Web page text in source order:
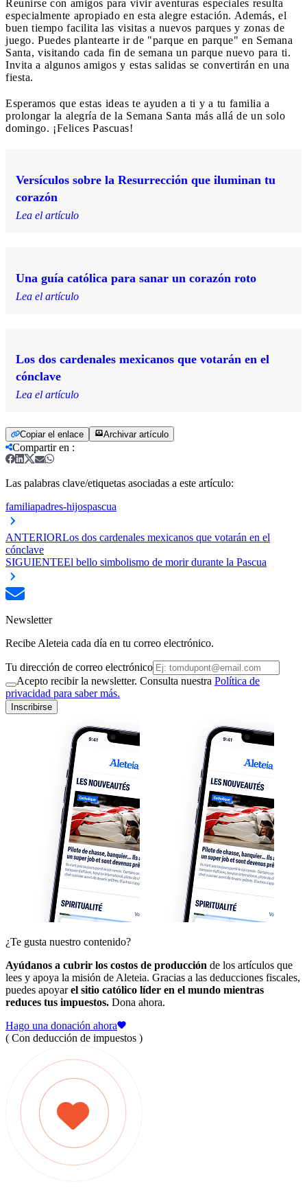
Reunirse con amigos para vivir aventuras especiales resulta
especialmente apropiado en esta alegre estación. Además, el
buen tiempo facilita las visitas a nuevos parques y zonas de
juego. Puedes plantearte ir de "parque en parque" en Semana
Santa, visitando cada fin de semana un parque nuevo para ti.
Invita a algunos amigos y estas salidas se convertirán en una
fiesta.
Esperamos que estas ideas te ayuden a ti y a tu familia a
prolongar la alegría de la Semana Santa más allá de un solo
domingo. ¡Felices Pascuas!
Versículos sobre la Resurrección que iluminan tu
corazón
Lea el artículo
Una guía católica para sanar un corazón roto
Lea el artículo
Los dos cardenales mexicanos que votarán en el
cónclave
Lea el artículo
Copiar el enlace Archivar artículo
Compartir en :
Las palabras clave/etiquetas asociadas a este artículo:
familiapadres-hijospascua
ANTERIORLos dos cardenales mexicanos que votarán en el
cónclave
SIGUIENTEEl bello simbolismo de morir durante la Pascua
Newsletter
Recibe Aleteia cada día en tu correo electrónico.
Tu dirección de correo electrónico
Acepto recibir la newsletter. Consulta nuestra Política de
privacidad para saber más.
Inscribirse
¿Te gusta nuestro contenido?
Ayúdanos a cubrir los costos de producción de los artículos que
lees y apoya la misión de Aleteia. Gracias a las deducciones fiscales,
puedes apoyarel sitio católico líder en el mundo mientras
reduces tus impuestos. Dona ahora.
Hago una donación ahora
( Con deducción de impuestos )